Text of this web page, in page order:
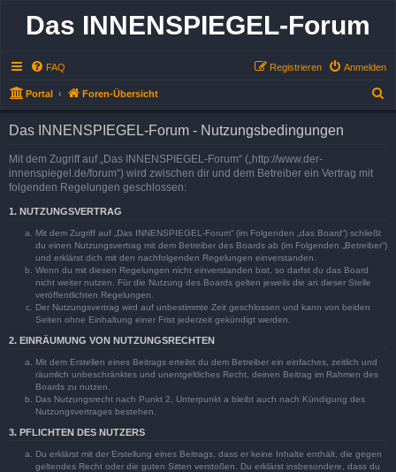
Das INNENSPIEGEL-Forum
FAQ Anmelden
Registrieren
Portal Foren-Übersicht
Das INNENSPIEGEL-Forum - Nutzungsbedingungen
Mit dem Zugriff auf „Das INNENSPIEGEL-Forum“ („http://www.der-
innenspiegel.de/forum“) wird zwischen dir und dem Betreiber ein Vertrag mit
folgenden Regelungen geschlossen:
1. NUTZUNGSVERTRAG
Mit dem Zugriff auf „Das INNENSPIEGEL-Forum“ (im Folgenden „das Board“) schließt
du einen Nutzungsvertrag mit dem Betreiber des Boards ab (im Folgenden „Betreiber“)
und erklärst dich mit den nachfolgenden Regelungen einverstanden.
Wenn du mit diesen Regelungen nicht einverstanden bist, so darfst du das Board
nicht weiter nutzen. Für die Nutzung des Boards gelten jeweils die an dieser Stelle
veröffentlichten Regelungen.
Der Nutzungsvertrag wird auf unbestimmte Zeit geschlossen und kann von beiden
Seiten ohne Einhaltung einer Frist jederzeit gekündigt werden.
2. EINRÄUMUNG VON NUTZUNGSRECHTEN
Mit dem Erstellen eines Beitrags erteilst du dem Betreiber ein einfaches, zeitlich und
räumlich unbeschränktes und unentgeltliches Recht, deinen Beitrag im Rahmen des
Boards zu nutzen.
Das Nutzungsrecht nach Punkt 2, Unterpunkt a bleibt auch nach Kündigung des
Nutzungsvertrages bestehen.
3. PFLICHTEN DES NUTZERS
Du erklärst mit der Erstellung eines Beitrags, dass er keine Inhalte enthält, die gegen
geltendes Recht oder die guten Sitten verstoßen. Du erklärst insbesondere, dass du